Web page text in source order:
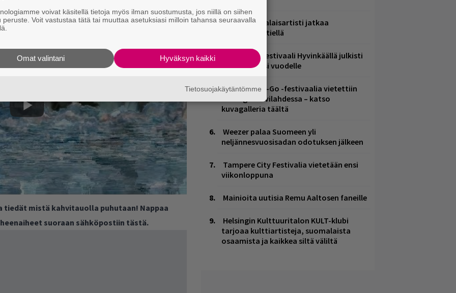
tiedät mistä kahvitauolla puhutaan! Nappaa
suoraan sähköpostiin tästä.
Tämä suomalaisartisti jatkaa
ennätyksien tiellä
Äärimetallifestivaali Hyvinkäällä julkisti
esiintyjiä ensi vuodelle
Jytäkesä Go-Go -festivaalia vietettiin
Helsingin Suvilahdessa – katso
kuvagalleria täältä
Weezer palaa Suomeen yli
neljännesvuosisadan odotuksen jälkeen
Tampere City Festivalia vietetään ensi
viikonloppuna
Mainioita uutisia Remu Aaltosen faneille
Helsingin Kulttuuritalon KULT-klubi
tarjoaa kulttiartisteja, suomalaista
osaamista ja kaikkea siltä väliltä
voivat käsitellä tietoja myös ilman suostumusta, jos niillä on siihen
peruste. Voit vastustaa tätä tai muuttaa asetuksiasi milloin tahansa seuraavalla
Hyväksyn kaikki
Omat valintani
Tietosuojakäytäntömme